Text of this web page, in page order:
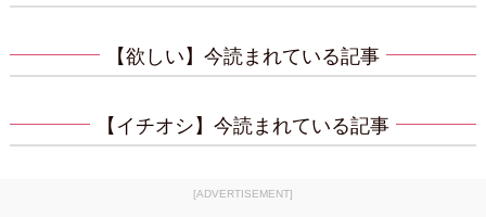
【欲しい】今読まれている記事
【イチオシ】今読まれている記事
[ADVERTISEMENT]